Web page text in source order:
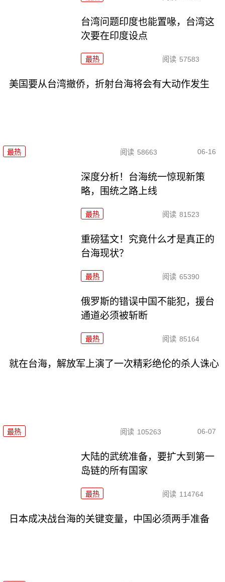
台湾问题印度也能置喙，台湾这
次要在印度设点
最热 阅读 57583
美国要从台湾撤侨，折射台海将会有大动作发生
最热 阅读 58663 06-16
深度分析！台海统一惊现新策
略，围统之路上线
最热 阅读 81523
重磅猛文！究竟什么才是真正的
台海现状？
最热 阅读 65390
俄罗斯的错误中国不能犯，援台
通道必须被斩断
最热 阅读 85164
就在台海，解放军上演了一次精彩绝伦的杀人诛心
最热 阅读 105263 06-07
大陆的武统准备，要扩大到第一
岛链的所有国家
最热 阅读 114764
日本成决战台海的关键变量，中国必须两手准备